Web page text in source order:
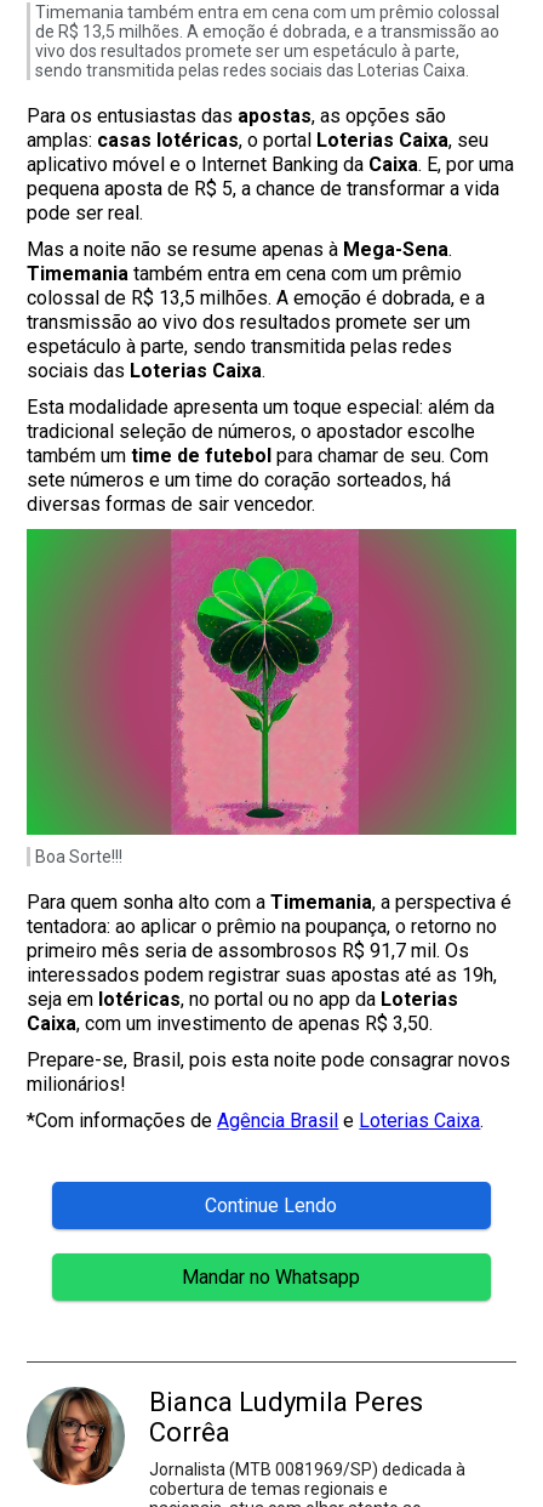
Timemania também entra em cena com um prêmio colossal
de R$ 13,5 milhões. A emoção é dobrada, e a transmissão ao
vivo dos resultados promete ser um espetáculo à parte,
sendo transmitida pelas redes sociais das Loterias Caixa.
Para os entusiastas das apostas, as opções são
amplas: casas lotéricas, o portal Loterias Caixa, seu
aplicativo móvel e o Internet Banking da Caixa. E, por uma
pequena aposta de R$ 5, a chance de transformar a vida
pode ser real.
Mas a noite não se resume apenas à Mega-Sena.
Timemania também entra em cena com um prêmio
colossal de R$ 13,5 milhões. A emoção é dobrada, e a
transmissão ao vivo dos resultados promete ser um
espetáculo à parte, sendo transmitida pelas redes
sociais das Loterias Caixa.
Esta modalidade apresenta um toque especial: além da
tradicional seleção de números, o apostador escolhe
também umtime de futebol para chamar de seu. Com
sete números e um time do coração sorteados, há
diversas formas de sair vencedor.
Boa Sorte!!!
Para quem sonha alto com aTimemania, a perspectiva é
tentadora: ao aplicar o prêmio na poupança, o retorno no
primeiro mês seria de assombrosos R$ 91,7 mil. Os
interessados podem registrar suas apostas até as 19h,
seja em lotéricas, no portal ou no app da Loterias
Caixa, com um investimento de apenas R$ 3,50.
Prepare-se, Brasil, pois esta noite pode consagrar novos
milionários!
*Com informações deAgência Brasil e Loterias Caixa.
Continue Lendo
Mandar no Whatsapp
Bianca Ludymila Peres
Corrêa
Jornalista (MTB 0081969/SP) dedicada à
cobertura de temas regionais e